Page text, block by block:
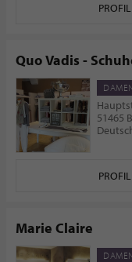
PROFIL
Quo Vadis -
51465
PROFIL
Marie Claire